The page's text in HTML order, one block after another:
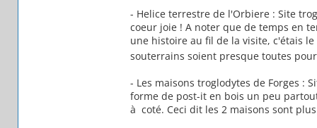
- Helice terrestre de l'Orbiere : Site
coeur joie ! A noter que de temps en
une histoire au fil de la visite, c'étais
souterrains soient presque toutes
- Les maisons troglodytes de Forges :
forme de post-it en bois un peu
à coté. Ceci dit les 2 maisons sont